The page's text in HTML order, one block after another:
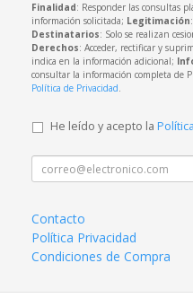
Finalidad: Responder las consultas
información solicitada; Legitimación
Destinatarios: Solo se realizan
Derechos: Acceder, rectificar y
indica en la información adicional;
consultar la información completa de
Política de Privacidad.
He leído y acepto la
Contacto
Política Privacidad
Condiciones de Compra